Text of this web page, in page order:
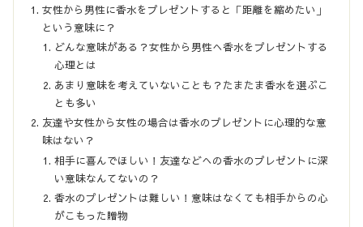
女性から男性に香水をプレゼントすると「距離を縮めたい」
という意味に？
どんな意味がある？女性から男性へ香水をプレゼントする
心理とは
あまり意味を考えていないことも？たまたま香水を選ぶこ
とも多い
友達や女性から女性の場合は香水のプレゼントに心理的な意
味はない？
相手に喜んでほしい！友達などへの香水のプレゼントに深
い意味なんてないの？
香水のプレゼントは難しい！意味はなくても相手からの心
がこもった贈物